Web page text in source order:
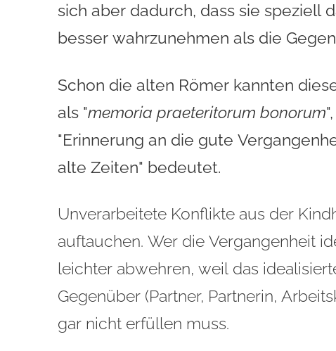
sich aber dadurch, dass sie speziell
besser wahrzunehmen als die
Schon die alten Römer kannten
als "memoria praeteritorum bonorum
"Erinnerung an die gute
alte Zeiten" bedeutet.
Unverarbeitete Konflikte aus der
auftauchen. Wer die Vergangenheit
leichter abwehren, weil das
Gegenüber (Partner, Partnerin,
gar nicht erfüllen muss.